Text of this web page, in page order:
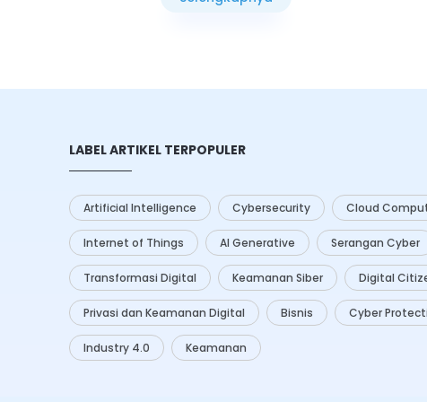
LABEL ARTIKEL TERPOPULER
Artificial Intelligence Cybersecurity Cloud
Internet of Things AI Generative Serangan Cyber
Transformasi Digital Keamanan Siber Digital
Privasi dan Keamanan Digital Bisnis Cyber
Industry 4.0 Keamanan